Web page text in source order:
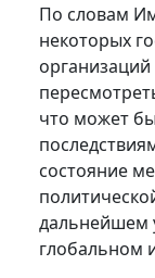
По словам
некоторых
что может
состояние
дальнейшем
глобальном